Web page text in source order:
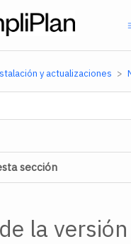
y actualizaciones
sección
la versión